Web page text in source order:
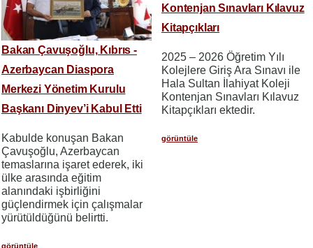
Bakan Çavuşoğlu, Kıbrıs -
Azerbaycan Diaspora
Merkezi Yönetim Kurulu
Başkanı Dinyev’i Kabul Etti
Kabulde konuşan Bakan
Çavuşoğlu, Azerbaycan
temaslarına işaret ederek, iki
ülke arasında eğitim
alanındaki işbirliğini
güçlendirmek için çalışmalar
yürütüldüğünü belirtti.
görüntüle
Kontenjan Sınavları Kılavuz
Kitapçıkları
2025 – 2026 Öğretim Yılı
Kolejlere Giriş Ara Sınavı ile
Hala Sultan İlahiyat Koleji
Kontenjan Sınavları Kılavuz
Kitapçıkları ektedir.
görüntüle